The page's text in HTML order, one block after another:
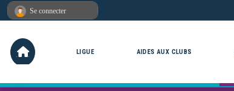
LIGUE AIDES AUX CLUBS
Se connecter
Panneau de gestion des cookies